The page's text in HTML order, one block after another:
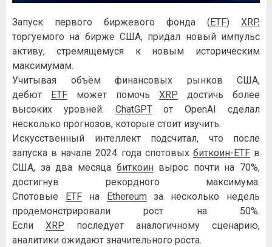
Запуск первого биржевого фонда ( ETF) XRP,
торгуемого на бирже США, придал новый импульс
активу, стремящемуся к новым историческим
максимумам.
Учитывая объём финансовых рынков США,
дебют
ETF может помочь XRP достичь более
высоких уровней. ChatGPTот OpenAI сделал
несколько прогнозов, которые стоит изучить.
Искусственный интеллект подсчитал, что после
запуска в начале 2024 года спотовых биткоин-ETFв
США, за два месяца биткоинвырос почти на 70%,
достигнув рекордного максимума.
Спотовые
ETFна Ethereumза несколько недель
продемонстрировали рост на 50%.
Если XRP последует аналогичному сценарию,
аналитики ожидают значительного роста.